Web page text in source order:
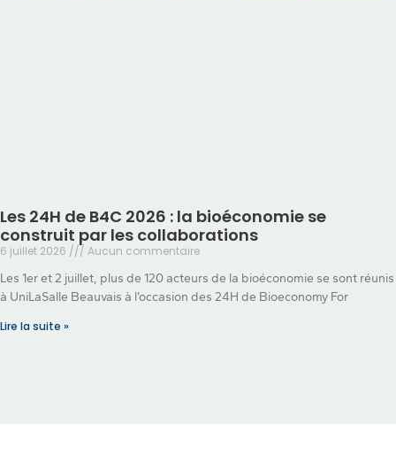
Les 24H de B4C 2026 : la bioéconomie se
construit par les collaborations
6 juillet 2026
Aucun commentaire
Les 1er et 2 juillet, plus de 120 acteurs de la bioéconomie se sont réunis
à UniLaSalle Beauvais à l’occasion des 24H de Bioeconomy For
Lire la suite »